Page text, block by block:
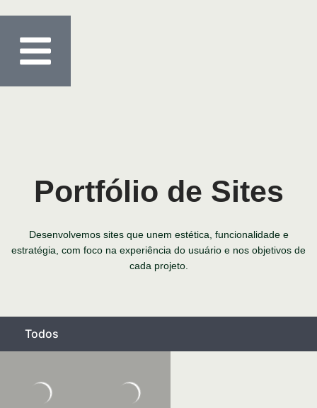
Portfólio de Sites
Desenvolvemos sites que unem estética, funcionalidade e
estratégia, com foco na experiência do usuário e nos objetivos de
cada projeto.
Todos